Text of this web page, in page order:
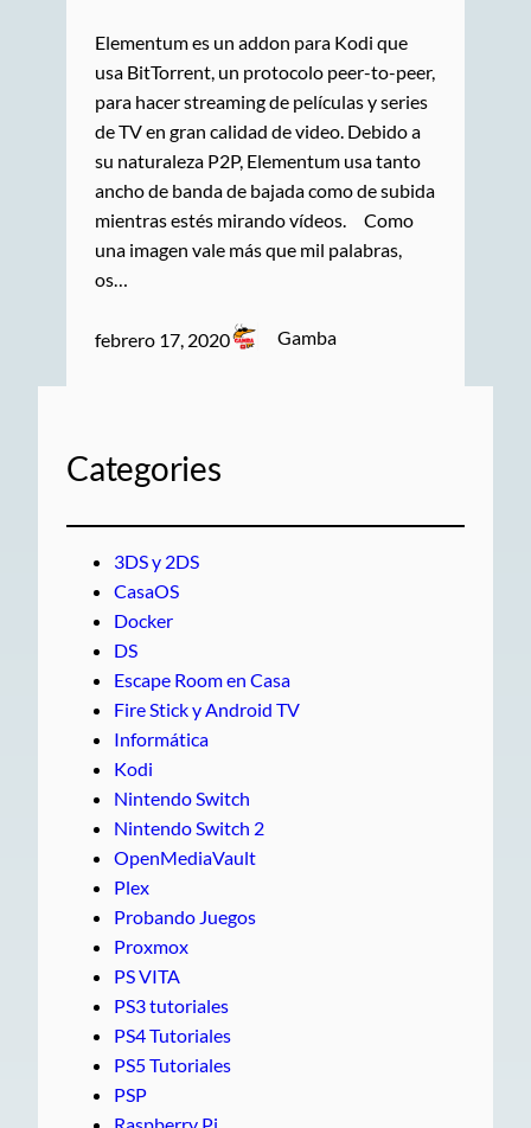
Elementum es un addon para Kodi que
usa BitTorrent, un protocolo peer-to-peer,
para hacer streaming de películas y series
de TV en gran calidad de video. Debido a
su naturaleza P2P, Elementum usa tanto
ancho de banda de bajada como de subida
mientras estés mirando vídeos. Como
una imagen vale más que mil palabras,
os…
febrero 17, 2020 Gamba
Categories
3DS y 2DS
CasaOS
Docker
DS
Escape Room en Casa
Fire Stick y Android TV
Informática
Kodi
Nintendo Switch
Nintendo Switch 2
OpenMediaVault
Plex
Probando Juegos
Proxmox
PS VITA
PS3 tutoriales
PS4 Tutoriales
PS5 Tutoriales
PSP